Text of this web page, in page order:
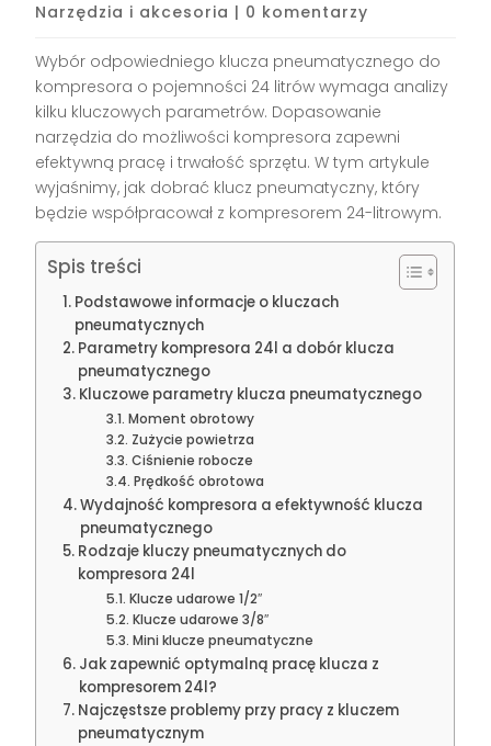
Narzędzia i akcesoria | 0 komentarzy
Wybór odpowiedniego klucza pneumatycznego do
kompresora o pojemności 24 litrów wymaga analizy
kilku kluczowych parametrów. Dopasowanie
narzędzia do możliwości kompresora zapewni
efektywną pracę i trwałość sprzętu. W tym artykule
wyjaśnimy, jak dobrać klucz pneumatyczny, który
będzie współpracował z kompresorem 24-litrowym.
Spis treści
Podstawowe informacje o kluczach
pneumatycznych
Parametry kompresora 24l a dobór klucza
pneumatycznego
Kluczowe parametry klucza pneumatycznego
Moment obrotowy
Zużycie powietrza
Ciśnienie robocze
Prędkość obrotowa
Wydajność kompresora a efektywność klucza
pneumatycznego
Rodzaje kluczy pneumatycznych do
kompresora 24l
Klucze udarowe 1/2″
Klucze udarowe 3/8″
Mini klucze pneumatyczne
Jak zapewnić optymalną pracę klucza z
kompresorem 24l?
Najczęstsze problemy przy pracy z kluczem
pneumatycznym